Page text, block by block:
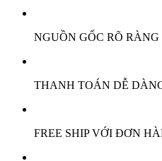
NGUỒN GỐC RÕ RÀNG
THANH TOÁN DỄ
FREE SHIP VỚI ĐƠN